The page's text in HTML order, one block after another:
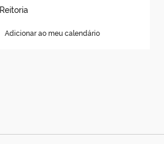
Reitoria
Adicionar ao meu calendário